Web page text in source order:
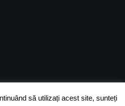
să utilizați acest site, sunteți